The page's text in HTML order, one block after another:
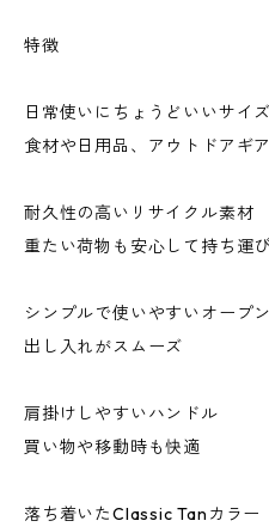
特徴
日常使いにちょうどいいサイ
食材や日用品、アウトドアギ
耐久性の高いリサイクル素材
重たい荷物も安心して持ち運
シンプルで使いやすいオープ
出し入れがスムーズ
肩掛けしやすいハンドル
買い物や移動時も快適
落ち着いたClassic Tanカラー